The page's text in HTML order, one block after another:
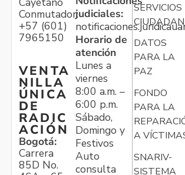
Conmutador:
+57 (601)
7965150
VENTA
NILLA
ÚNICA
DE
RADIC
ACIÓN
Bogotá:
Carrera
85D No.
judiciales:
Horario de
atención
Lunes a
viernes
8:00 a.m. –
6:00 p.m.
Sábado,
Domingo y
Festivos
Auto
consulta
SERVICIOS
DATOS
PARA LA
PAZ
FONDO
PARA LA
A
SNARIV-
SISTEMA